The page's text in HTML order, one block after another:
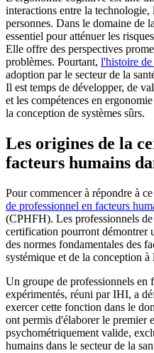
interactions entre la technologie,
personnes. Dans le domaine de
essentiel pour atténuer les
Elle offre des perspectives
problèmes. Pourtant, l'histoire
adoption par le secteur de la
Il est temps de développer, de
et les compétences en
la conception de systèmes sûrs.
Les origines de la
facteurs humains
Pour commencer à répondre à
de professionnel en facteurs
(CPHFH). Les professionnels
certification pourront démontrer
des normes fondamentales des
systémique et de la conception
Un groupe de professionnels en
expérimentés, réuni par IHI, a
exercer cette fonction dans le
ont permis d'élaborer le premier
psychométriquement valide,
humains dans le secteur de la